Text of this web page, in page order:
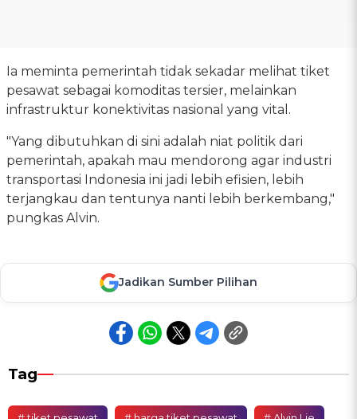
Ia meminta pemerintah tidak sekadar melihat tiket
pesawat sebagai komoditas tersier, melainkan
infrastruktur konektivitas nasional yang vital.
"Yang dibutuhkan di sini adalah niat politik dari
pemerintah, apakah mau mendorong agar industri
transportasi Indonesia ini jadi lebih efisien, lebih
terjangkau dan tentunya nanti lebih berkembang,"
pungkas Alvin.
Jadikan Sumber Pilihan
Tag